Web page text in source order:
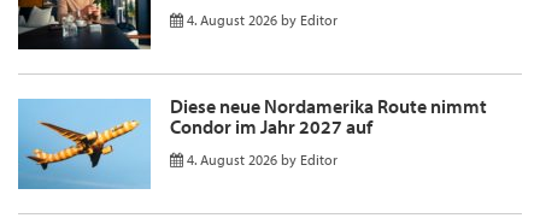
4. August 2026 by Editor
Diese neue Nordamerika Route nimmt
Condor im Jahr 2027 auf
4. August 2026 by Editor